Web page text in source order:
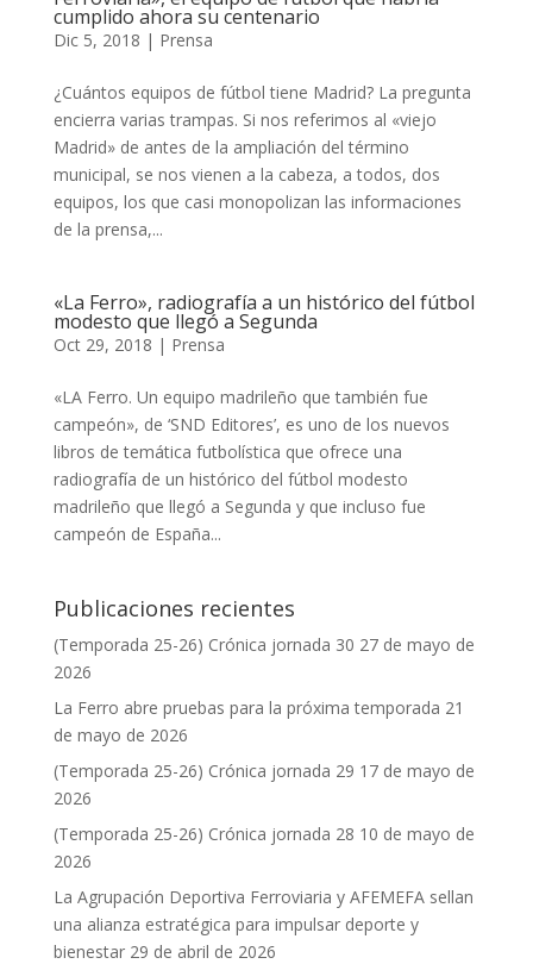
cumplido ahora su centenario
Dic 5, 2018 | Prensa
¿Cuántos equipos de fútbol tiene Madrid? La pregunta
encierra varias trampas. Si nos referimos al «viejo
Madrid» de antes de la ampliación del término
municipal, se nos vienen a la cabeza, a todos, dos
equipos, los que casi monopolizan las informaciones
de la prensa,...
«La Ferro», radiografía a un histórico del fútbol
modesto que llegó a Segunda
Oct 29, 2018 | Prensa
«LA Ferro. Un equipo madrileño que también fue
campeón», de ‘SND Editores’, es uno de los nuevos
libros de temática futbolística que ofrece una
radiografía de un histórico del fútbol modesto
madrileño que llegó a Segunda y que incluso fue
campeón de España...
Publicaciones recientes
(Temporada 25-26) Crónica jornada 30 27 de mayo de
2026
La Ferro abre pruebas para la próxima temporada 21
de mayo de 2026
(Temporada 25-26) Crónica jornada 29 17 de mayo de
2026
(Temporada 25-26) Crónica jornada 28 10 de mayo de
2026
La Agrupación Deportiva Ferroviaria y AFEMEFA sellan
una alianza estratégica para impulsar deporte y
bienestar 29 de abril de 2026